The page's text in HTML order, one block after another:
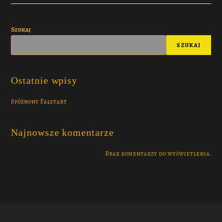
Szukaj
SZUKAJ
Ostatnie wpisy
Spóźnony Falstart
Najnowsze komentarze
Brak komentarzy do wyświetlenia.